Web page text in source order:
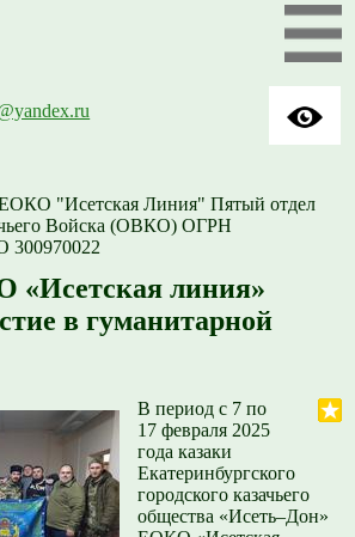
"Исетская Линия" Пятый отдел
Войска (ОВКО) ОГРН
300970022
«Исетская линия»
в гуманитарной
В период с 7 по
17 февраля 2025
года казаки
Екатеринбургского
городского казачьего
общества «Исеть–Дон»